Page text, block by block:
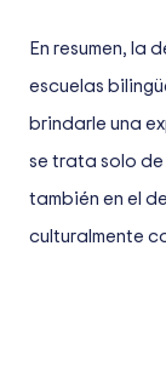
En resumen, la
escuelas
brindarle una
se trata solo de
también en el
culturalmente